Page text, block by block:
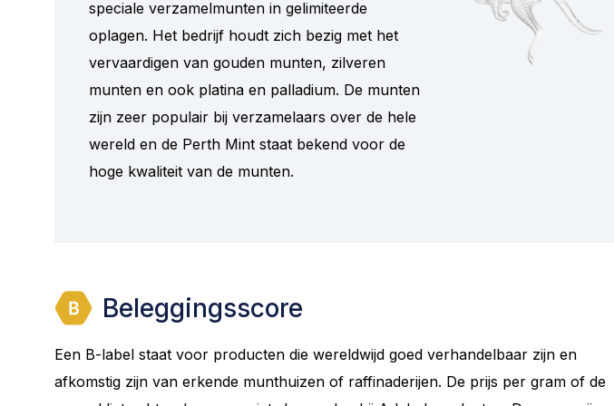
speciale verzamelmunten in gelimiteerde
oplagen. Het bedrijf houdt zich bezig met het
vervaardigen van gouden munten, zilveren
munten en ook platina en palladium. De munten
zijn zeer populair bij verzamelaars over de hele
wereld en de Perth Mint staat bekend voor de
hoge kwaliteit van de munten.
Beleggingsscore
Een B-label staat voor producten die wereldwijd goed verhandelbaar zijn en
afkomstig zijn van erkende munthuizen of raffinaderijen. De prijs per gram of de